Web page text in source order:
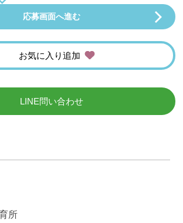
応募画面へ進む
お気に入り追加
LINE問い合わせ
所